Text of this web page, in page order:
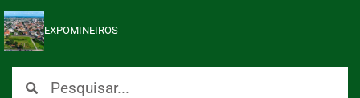
EXPOMINEIROS